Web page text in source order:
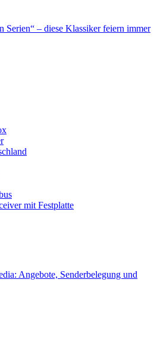
Serien“ – diese Klassiker feiern immer
mit Festplatte
Angebote, Senderbelegung und